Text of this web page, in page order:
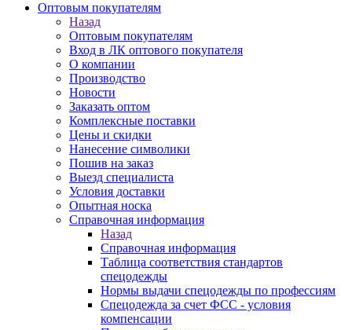
Оптовым покупателям
Назад
Оптовым покупателям
Вход в ЛК оптового покупателя
О компании
Производство
Новости
Заказать оптом
Комплексные поставки
Цены и скидки
Нанесение символики
Пошив на заказ
Выезд специалиста
Условия доставки
Опытная носка
Справочная информация
Назад
Справочная информация
Таблица соответствия стандартов
спецодежды
Нормы выдачи спецодежды по профессиям
Спецодежда за счет ФСС - условия
компенсации